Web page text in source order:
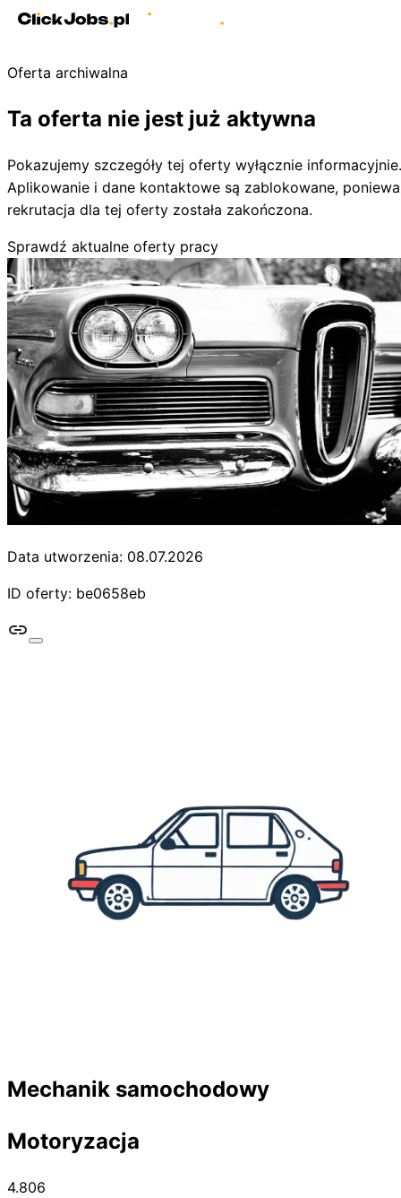
Oferta archiwalna
Ta oferta nie jest już aktywna
Pokazujemy szczegóły tej oferty wyłącznie informacyjnie.
Aplikowanie i dane kontaktowe są zablokowane,
rekrutacja dla tej oferty została zakończona.
Sprawdź aktualne oferty pracy
Data utworzenia: 08.07.2026
ID oferty: be0658eb
Mechanik samochodowy
Motoryzacja
4.806